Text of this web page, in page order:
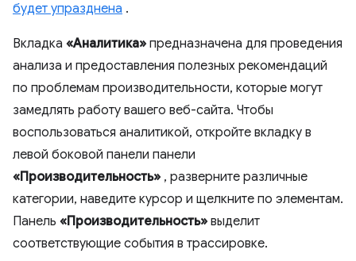
будет упразднена .
Вкладка «Аналитика» предназначена для проведения
анализа и предоставления полезных рекомендаций
по проблемам производительности, которые могут
замедлять работу вашего веб-сайта. Чтобы
воспользоваться аналитикой, откройте вкладку в
левой боковой панели панели
«Производительность» , разверните различные
категории, наведите курсор и щелкните по элементам.
Панель «Производительность» выделит
соответствующие события в трассировке.